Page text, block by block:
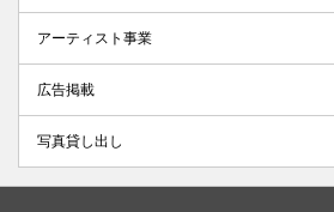
アーティスト事業
広告掲載
写真貸し出し